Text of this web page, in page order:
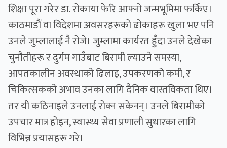
शिक्षा पूरा गरेर डा. रोकाया फेरि आफ्नो जन्मभूमिमा फर्किए।
काठमाडौं वा विदेशमा अवसरहरूको ढोकाहरू खुला भए पनि
उनले जुम्लालाई नै रोजे। जुम्लामा कार्यरत हुँदा उनले देखेका
चुनौतीहरू र दुर्गम गाउँबाट बिरामी ल्याउने समस्या,
आपतकालीन अवस्थाको ढिलाइ, उपकरणको कमी, र
चिकित्सकको अभाव उनका लागि दैनिक वास्तविकता थिए।
तर यी कठिनाइले उनलाई रोक्न सकेनन्। उनले बिरामीको
उपचार मात्र होइन, स्वास्थ्य सेवा प्रणाली सुधारका लागि
विभिन्न प्रयासहरू गरे।